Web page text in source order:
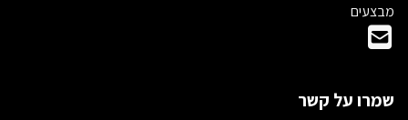
מבצעים
שמרו על קשר